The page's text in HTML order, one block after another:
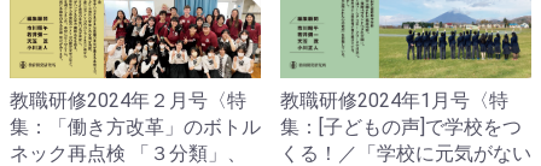
教職研修2024年２月号〈特
集：「働き方改革」のボトル
ネック再点検 「３分類」、
教職研修2024年1月号〈特
集：[子どもの声]で学校をつ
くる！／「学校に元気がない